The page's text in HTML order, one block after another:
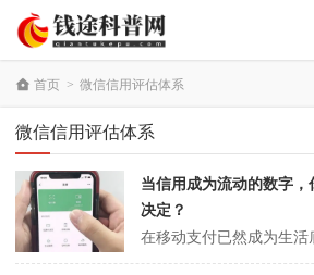
首页 > 微信信用评估体系
微信信用评估体系
当信用成为流动的数字
决定？